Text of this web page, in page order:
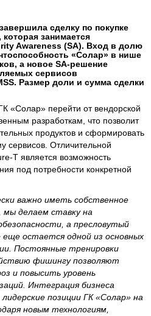
сделку по покупке
занимается
Awareness (SA). Вход в долю
«Солар» в нише
а новое SA-решение
сервисов
Размер доли и сумма сделки
«Солар» перейти от вендорской
разработкам, что позволит
продуктов и сформировать
сервисов. Отличительной
T является возможность
под потребности конкретной
важно иметь собственное
мы делаем ставку на
а пресловутый
еще остается одной из основных
Постоянные тренировки
фишингу позволяют
и повысить уровень
Интеграция бизнеса
позиции ГК «Солар» на
новым технологиям,